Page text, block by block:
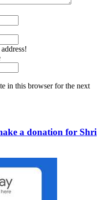
in this browser for the next
a donation for Shri